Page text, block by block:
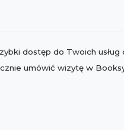
dostęp do Twoich
umówić wizytę w